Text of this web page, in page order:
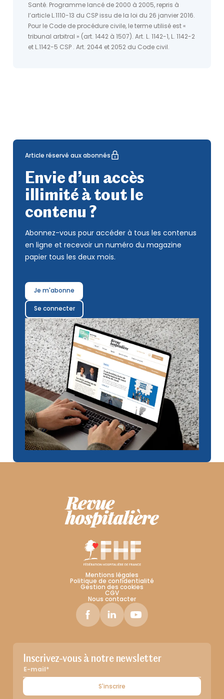
Santé. Programme lancé de 2000 à 2005, repris à
l’article L.1110-13 du CSP issu de la loi du 26 janvier 2016.
Pour le Code de procédure civile, le terme utilisé est «
tribunal arbitral » (art. 1442 à 1507). Art. L. 1142-1, L. 1142-2
et L.1142-5 CSP . Art. 2044 et 2052 du Code civil.
Article réservé aux abonnés
Envie d’un accès
illimité à tout le
contenu ?
Abonnez-vous pour accéder à tous les contenus
en ligne et recevoir un numéro du magazine
papier tous les deux mois.
Je m'abonne
Se connecter
Mentions légales
Politique de confidentialité
Gestion des cookies
CGV
Nous contacter
Inscrivez-vous à notre newsletter
S'inscrire